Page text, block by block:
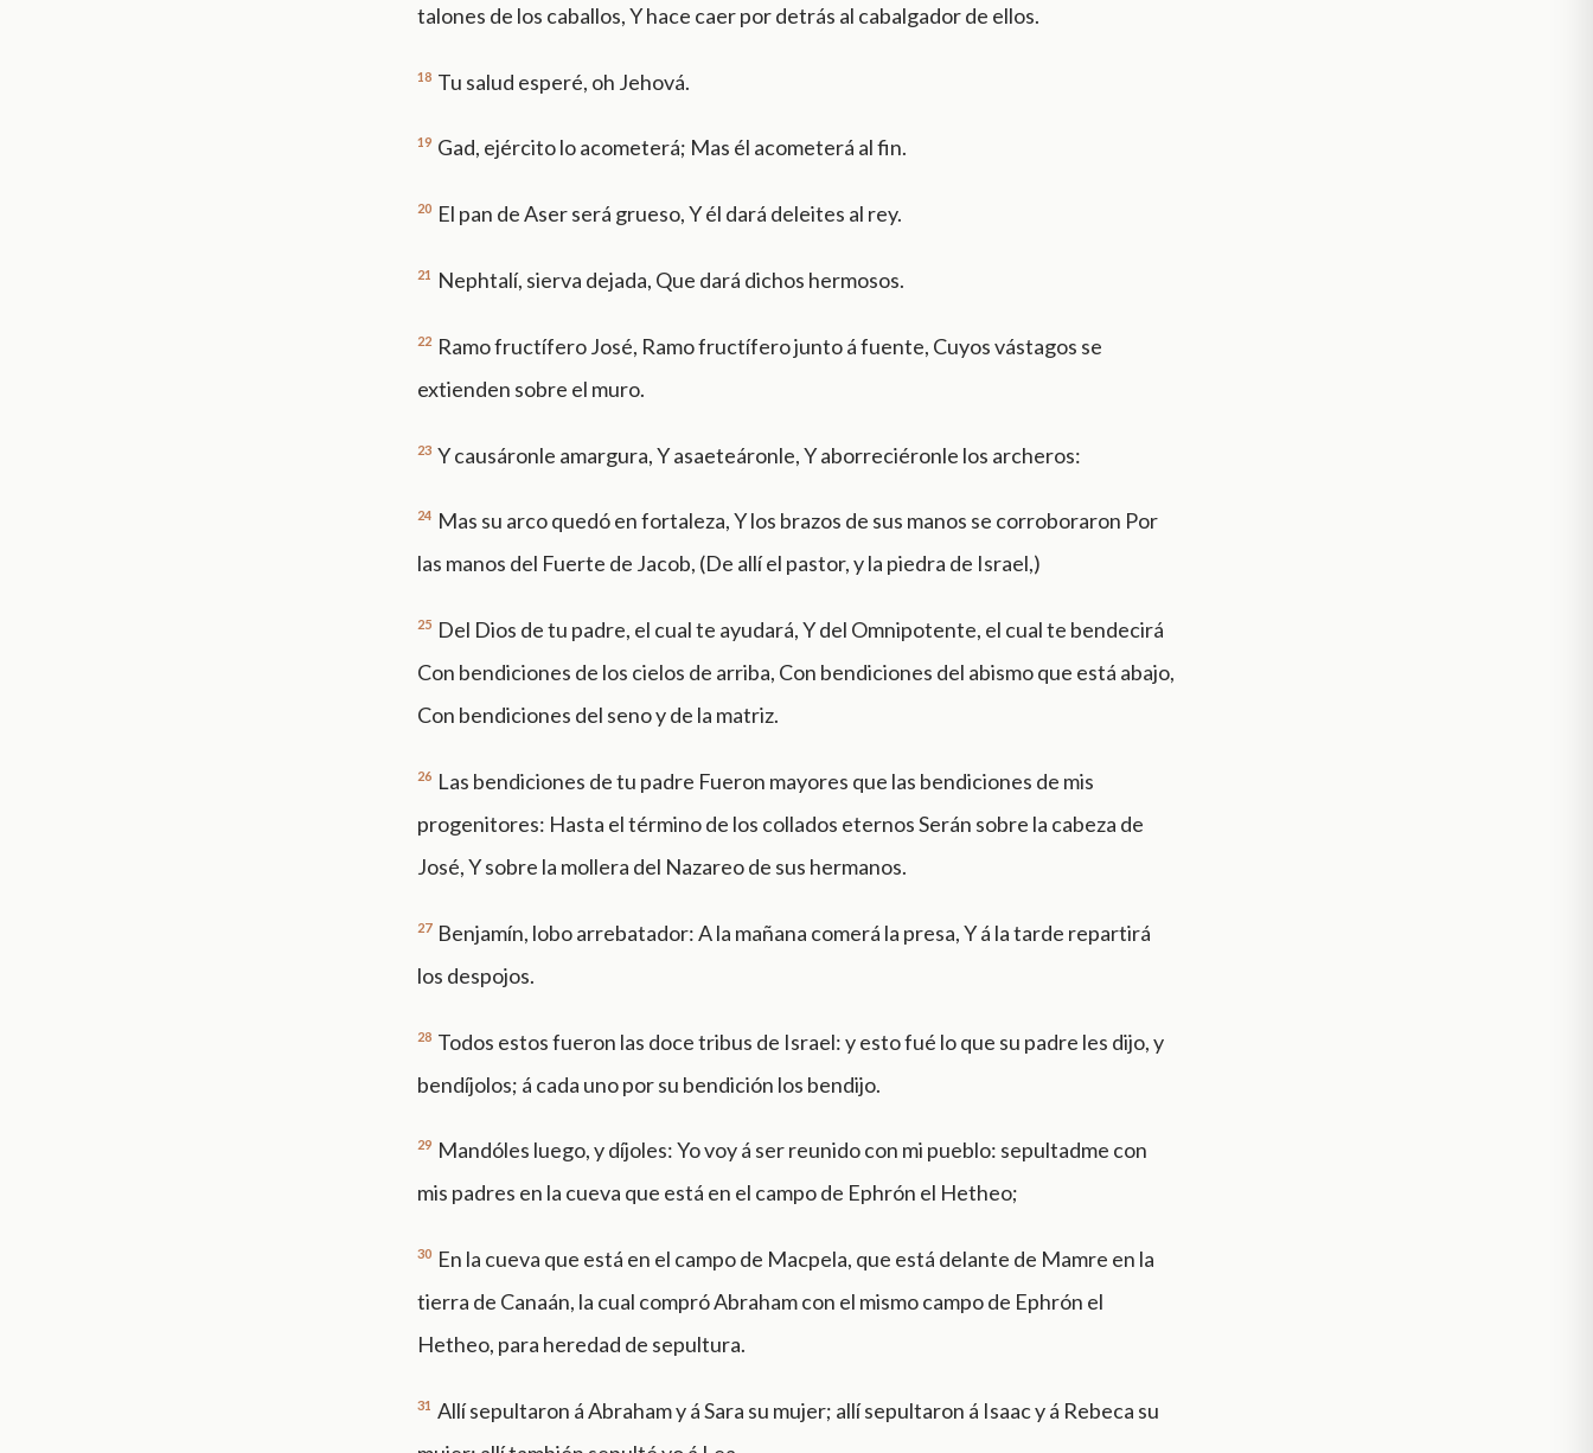
talones de los caballos, Y hace caer por detrás al cabalgador de ellos.
18 Tu salud esperé, oh Jehová.
19 Gad, ejército lo acometerá; Mas él acometerá al fin.
20 El pan de Aser será grueso, Y él dará deleites al rey.
21 Nephtalí, sierva dejada, Que dará dichos hermosos.
22 Ramo fructífero José, Ramo fructífero junto á fuente, Cuyos vástagos se
extienden sobre el muro.
23 Y causáronle amargura, Y asaeteáronle, Y aborreciéronle los archeros:
24 Mas su arco quedó en fortaleza, Y los brazos de sus manos se corroboraron Por
las manos del Fuerte de Jacob, (De allí el pastor, y la piedra de Israel,)
25 Del Dios de tu padre, el cual te ayudará, Y del Omnipotente, el cual te bendecirá
Con bendiciones de los cielos de arriba, Con bendiciones del abismo que está abajo,
Con bendiciones del seno y de la matriz.
26 Las bendiciones de tu padre Fueron mayores que las bendiciones de mis
progenitores: Hasta el término de los collados eternos Serán sobre la cabeza de
José, Y sobre la mollera del Nazareo de sus hermanos.
27 Benjamín, lobo arrebatador: A la mañana comerá la presa, Y á la tarde repartirá
los despojos.
28 Todos estos fueron las doce tribus de Israel: y esto fué lo que su padre les dijo, y
bendíjolos; á cada uno por su bendición los bendijo.
29 Mandóles luego, y díjoles: Yo voy á ser reunido con mi pueblo: sepultadme con
mis padres en la cueva que está en el campo de Ephrón el Hetheo;
30 En la cueva que está en el campo de Macpela, que está delante de Mamre en la
tierra de Canaán, la cual compró Abraham con el mismo campo de Ephrón el
Hetheo, para heredad de sepultura.
31 Allí sepultaron á Abraham y á Sara su mujer; allí sepultaron á Isaac y á Rebeca su